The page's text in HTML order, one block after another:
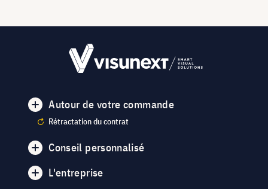
Autour de votre commande
Rétractation du contrat
Conseil personnalisé
L'entreprise